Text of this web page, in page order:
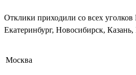
Отклики приходили со всех
Екатеринбург, Новосибирск,
Москва